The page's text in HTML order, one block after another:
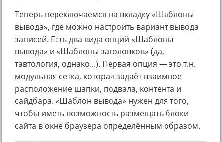
Теперь переключаемся на вкладку «Шаблоны
вывода», где можно настроить вариант вывода
записей. Есть два вида опций «Шаблоны
вывода» и «Шаблоны заголовков» (да,
тавтология, однако...). Первая опция — это т.н.
модульная сетка, которая задаёт взаимное
расположение шапки, подвала, контента и
сайдбара. «Шаблон вывода» нужен для того,
чтобы иметь возможность размещать блоки
сайта в окне браузера определённым образом.